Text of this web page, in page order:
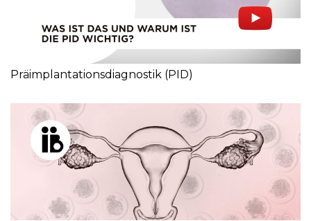
Präimplantationsdiagnostik (PID)